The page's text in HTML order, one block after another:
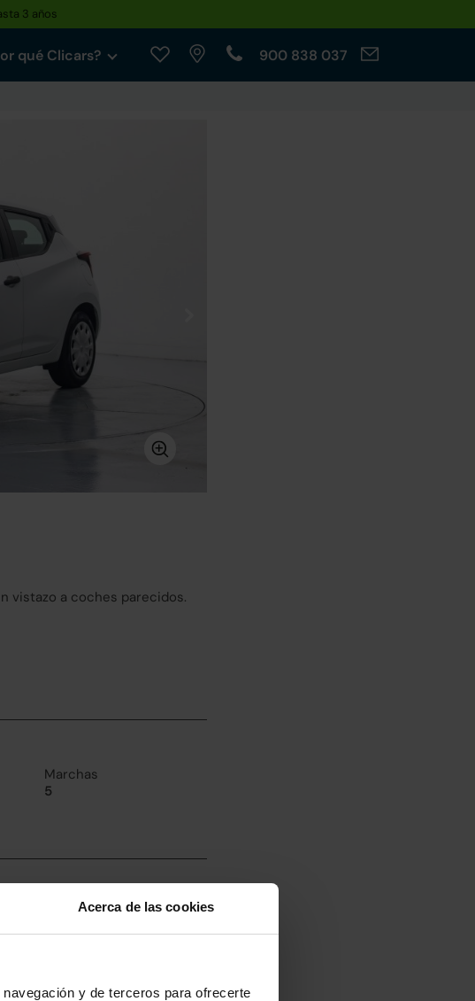
Acerca de las cookies
y de terceros para ofrecerte
3 años
qué Clicars? 900 838 037
vistazo a coches parecidos.
Marchas
5
Consumo mixto
4.6l/100